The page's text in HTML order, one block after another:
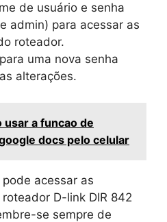
de usuário e senha
admin) para acessar as
roteador.
uma nova senha
alterações.
usar a funcao de
docs pelo celular
acessar as
D-link DIR 842
se sempre de